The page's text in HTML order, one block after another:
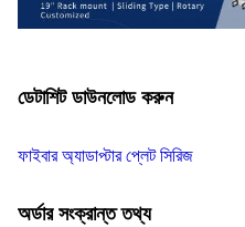
ডেটাশিট ডাউনলোড করুন
ফাইবার অ্যাডাপ্টার প্লেট সিরিজ
অর্ডার সংক্রান্ত তথ্য